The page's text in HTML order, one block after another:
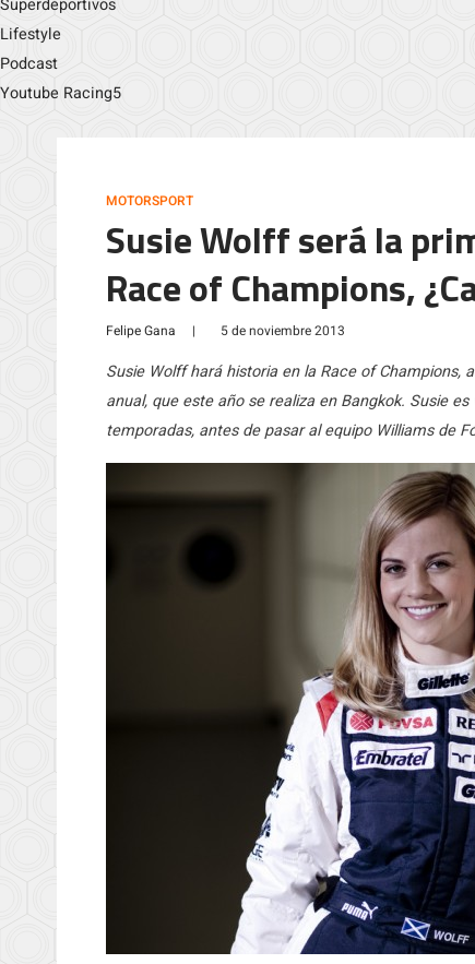
Superdeportivos
Lifestyle
Podcast
Youtube Racing5
MOTORSPORT
Susie Wolff será la
Race of Champions,
Felipe Gana | 5 de noviembre 2013
Susie Wolff hará historia en la Race of
anual, que este año se realiza en Bangkok. Susie
temporadas, antes de pasar al equipo Williams de